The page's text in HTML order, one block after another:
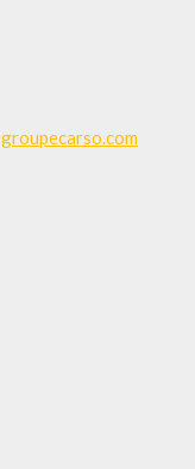
groupecarso.com